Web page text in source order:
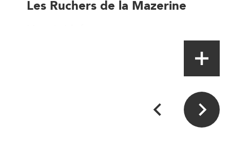
Les Ruchers de la Mazerine